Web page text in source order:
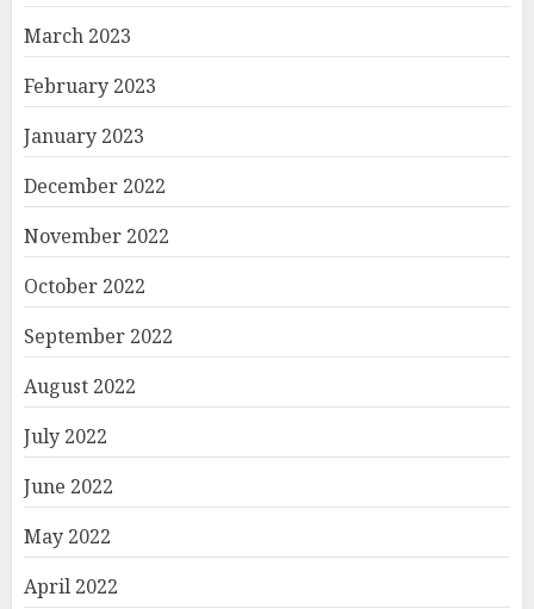
March 2023
February 2023
January 2023
December 2022
November 2022
October 2022
September 2022
August 2022
July 2022
June 2022
May 2022
April 2022